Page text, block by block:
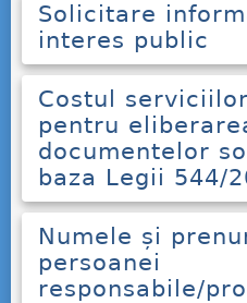
Solicitare
interes public
Costul
pentru
documentelor
baza Legii 544/
Numele și
persoanei
responsabile/